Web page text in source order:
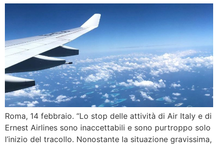
Roma, 14 febbraio. “Lo stop delle attività di Air Italy e di
Ernest Airlines sono inaccettabili e sono purtroppo solo
l’inizio del tracollo. Nonostante la situazione gravissima,